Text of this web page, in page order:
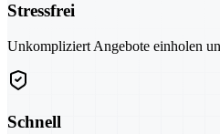
Stressfrei
Unkompliziert Angebote einholen
Schnell